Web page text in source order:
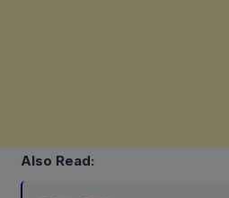
Also Read: